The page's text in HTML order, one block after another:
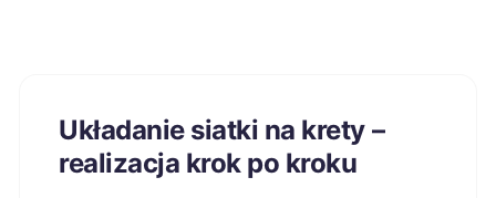
Układanie siatki na krety –
realizacja krok po kroku